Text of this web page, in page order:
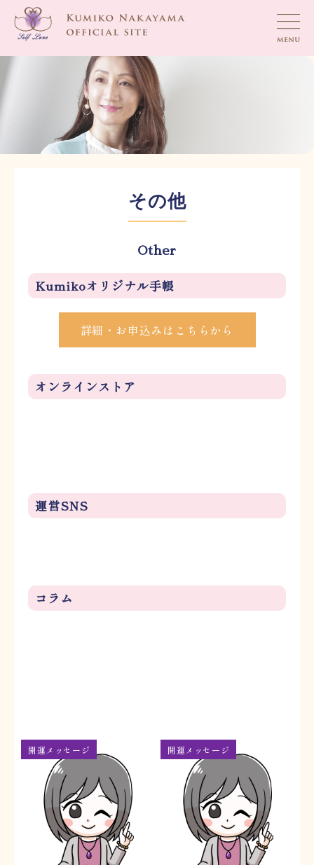
その他
Other
Kumikoオリジナル手帳
詳細・お申込みはこちらから
オンラインストア
運営SNS
コラム
開運メッセージ 開運メッセージ